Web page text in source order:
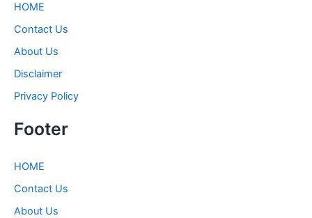
HOME
Contact Us
About Us
Disclaimer
Privacy Policy
Footer
HOME
Contact Us
About Us